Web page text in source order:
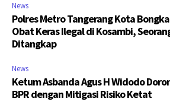
News
Polres Metro Tangerang Kota
Obat Keras Ilegal di Kosambi,
Ditangkap
News
Ketum Asbanda Agus H Widodo
BPR dengan Mitigasi Risiko Ketat